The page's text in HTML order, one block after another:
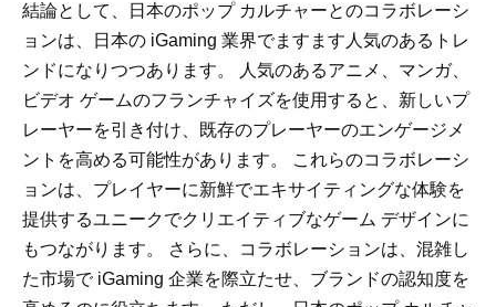
結論として、日本のポップ カルチャーとのコラボレーシ
ョンは、日本の iGaming 業界でますます人気のあるトレ
ンドになりつつあります。 人気のあるアニメ、マンガ、
ビデオ ゲームのフランチャイズを使用すると、新しいプ
レーヤーを引き付け、既存のプレーヤーのエンゲージメ
ントを高める可能性があります。 これらのコラボレーシ
ョンは、プレイヤーに新鮮でエキサイティングな体験を
提供するユニークでクリエイティブなゲーム デザインに
もつながります。 さらに、コラボレーションは、混雑し
た市場で iGaming 企業を際立たせ、ブランドの認知度を